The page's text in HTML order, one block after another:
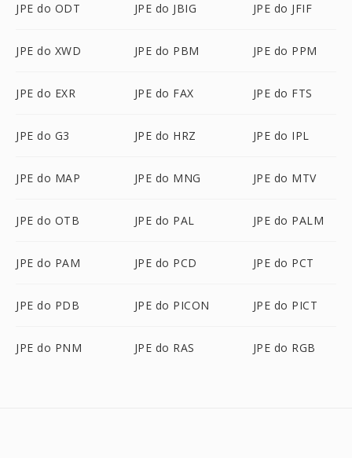
JPE do ODT JPE do JBIG JPE do JFIF
JPE do XWD JPE do PBM JPE do PPM
JPE do EXR JPE do FAX JPE do FTS
JPE do G3 JPE do HRZ JPE do IPL
JPE do MAP JPE do MNG JPE do MTV
JPE do OTB JPE do PAL JPE do PALM
JPE do PAM JPE do PCD JPE do PCT
JPE do PDB JPE do PICON JPE do PICT
JPE do PNM JPE do RAS JPE do RGB